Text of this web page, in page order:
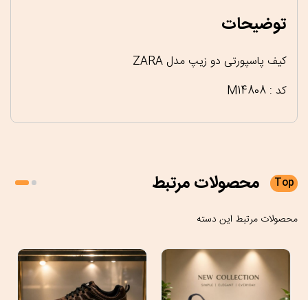
توضیحات
کیف پاسپورتی دو زیپ مدل ZARA
کد : M14808
Top محصولاتمرتبط
محصولات مرتبط این دسته